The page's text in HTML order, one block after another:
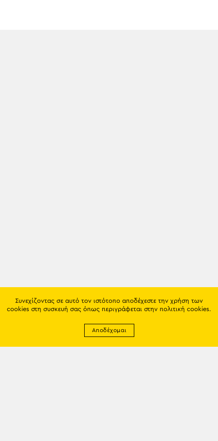
Συνεχίζοντας σε αυτό τον ιστότοπο αποδέχεστε την χρήση των
cookies στη συσκευή σας όπως περιγράφεται στην πολιτική cookies.
Αποδέχομαι